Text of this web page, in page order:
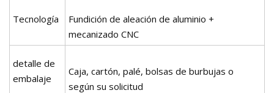
Tecnología
Fundición de aleación de aluminio +
mecanizado CNC
detalle de
embalaje
Caja, cartón, palé, bolsas de burbujas o
según su solicitud